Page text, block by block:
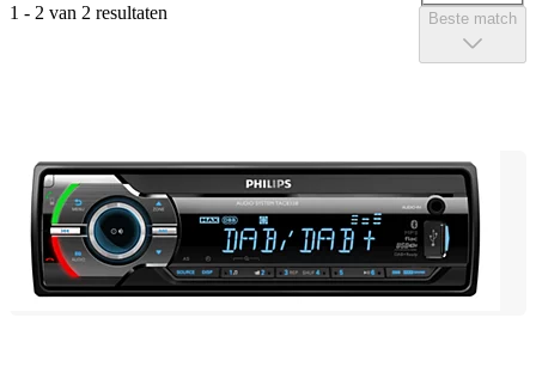
1 - 2 van 2 resultaten Beste match